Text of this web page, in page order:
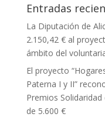
Entradas
La Diputación de
2.150,42 € al
ámbito del
El proyecto
Paterna I y II”
Premios
de 5.600 €